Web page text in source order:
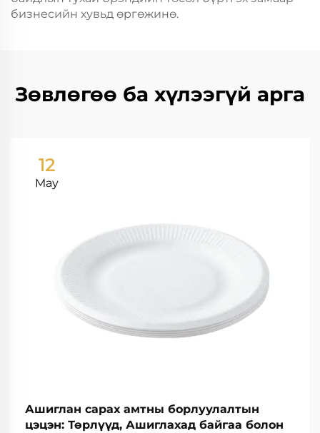
бизнесийн хувьд өргөжинө.
Зөвлөгөө ба хүлээгүй арга
12
May
Ашиглан сарах амтны борлуулалтын
цэцэн: Төрлүүд, Ашиглахад байгаа болон